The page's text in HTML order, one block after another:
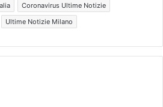
Coronavirus Ultime Notizie
Ultime Notizie Milano